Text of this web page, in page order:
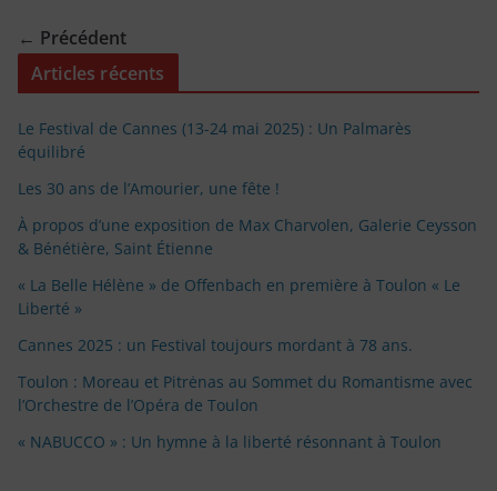
← Précédent
Articles récents
Le Festival de Cannes (13-24 mai 2025) : Un Palmarès
équilibré
Les 30 ans de l’Amourier, une fête !
À propos d’une exposition de Max Charvolen, Galerie Ceysson
& Bénétière, Saint Étienne
« La Belle Hélène » de Offenbach en première à Toulon « Le
Liberté »
Cannes 2025 : un Festival toujours mordant à 78 ans.
Toulon : Moreau et Pitrėnas au Sommet du Romantisme avec
l’Orchestre de l’Opéra de Toulon
« NABUCCO » : Un hymne à la liberté résonnant à Toulon